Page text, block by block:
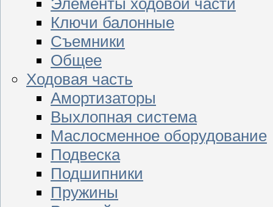
Ключи балонные
Съемники
Общее
Ходовая часть
Амортизаторы
Выхлопная система
Маслосменное оборудование
Подвеска
Подшипники
Пружины